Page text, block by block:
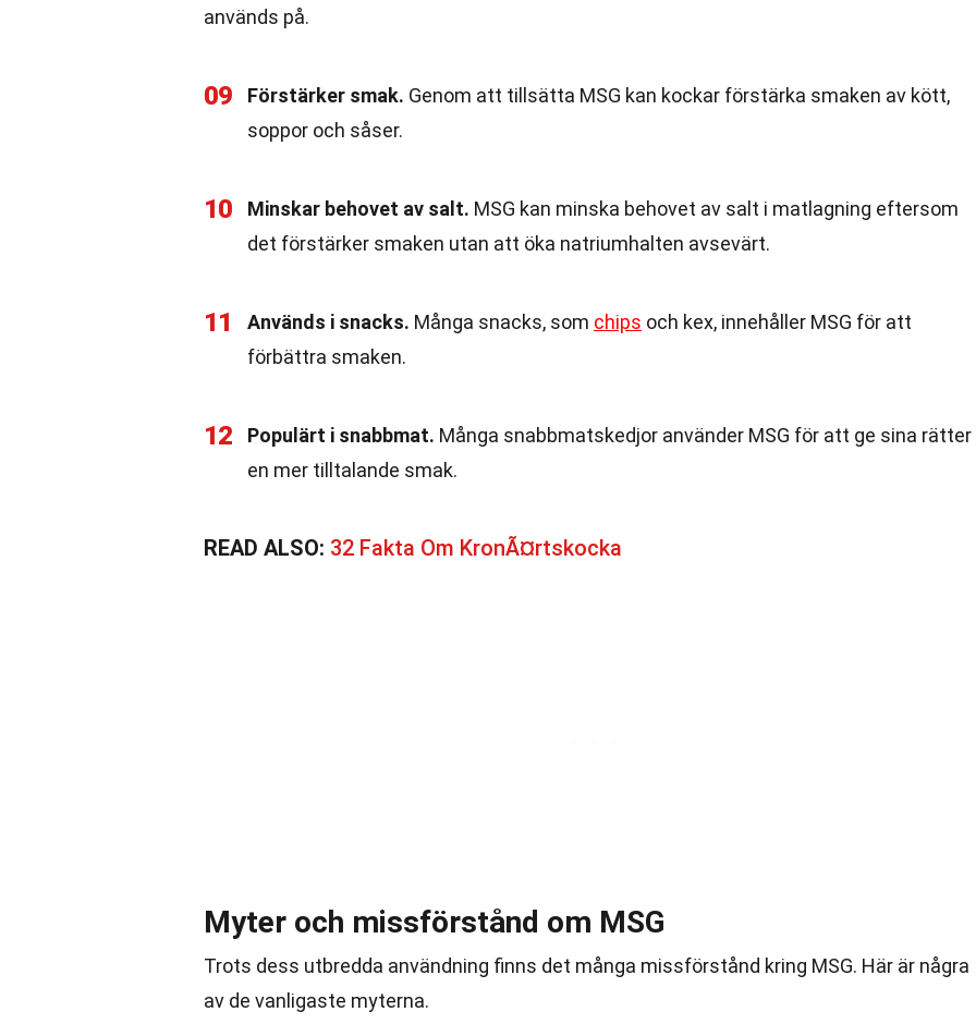
används på.
09 Förstärker smak. Genom att tillsätta MSG kan kockar förstärka smaken av kött,
soppor och såser.
10 Minskar behovet av salt. MSG kan minska behovet av salt i matlagning eftersom
det förstärker smaken utan att öka natriumhalten avsevärt.
11 Används i snacks. Många snacks, som chips och kex, innehåller MSG för att
förbättra smaken.
12 Populärt i snabbmat. Många snabbmatskedjor använder MSG för att ge sina rätter
en mer tilltalande smak.
READ ALSO: 32 Fakta Om KronÃ¤rtskocka
Myter och missförstånd om MSG
Trots dess utbredda användning finns det många missförstånd kring MSG. Här är några
av de vanligaste myterna.